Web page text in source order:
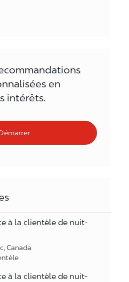
en
intérêts.
à la clientèle de nuit-
Canada
à la clientèle de nuit-